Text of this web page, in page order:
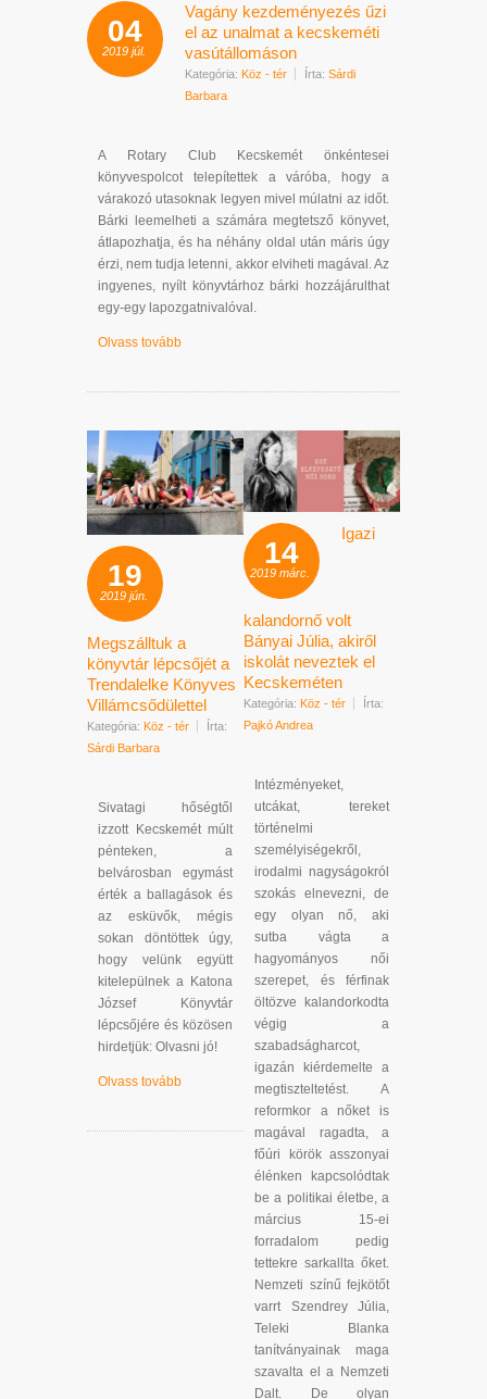
04
2019 júl.
Vagány kezdeményezés űzi
el az unalmat a kecskeméti
vasútállomáson
Kategória: Köz - tér Írta: Sárdi
Barbara
A Rotary Club Kecskemét önkéntesei
könyvespolcot telepítettek a váróba, hogy a
várakozó utasoknak legyen mivel múlatni az időt.
Bárki leemelheti a számára megtetsző könyvet,
átlapozhatja, és ha néhány oldal után máris úgy
érzi, nem tudja letenni, akkor elviheti magával. Az
ingyenes, nyílt könyvtárhoz bárki hozzájárulthat
egy-egy lapozgatnivalóval.
Olvass tovább
19
2019 jún.
Megszálltuk a
könyvtár lépcsőjét a
Trendalelke Könyves
Villámcsődülettel
Kategória: Köz - tér
Írta:
Sárdi Barbara
Sivatagi hőségtől
izzott Kecskemét múlt
pénteken, a
belvárosban egymást
érték a ballagások és
az esküvők, mégis
sokan döntöttek úgy,
hogy velünk együtt
kitelepülnek a Katona
József Könyvtár
lépcsőjére és közösen
hirdetjük: Olvasni jó!
Olvass tovább
14
2019 márc.
Igazi
kalandornő volt
Bányai Júlia, akiről
iskolát neveztek el
Kecskeméten
Kategória: Köz - tér
Írta:
Pajkó Andrea
Intézményeket,
utcákat, tereket
történelmi
személyiségekről,
irodalmi nagyságokról
szokás elnevezni, de
egy olyan nő, aki
sutba vágta a
hagyományos női
szerepet, és férfinak
öltözve kalandorkodta
végig a
szabadságharcot,
igazán kiérdemelte a
megtiszteltetést. A
reformkor a nőket is
magával ragadta, a
főúri körök asszonyai
élénken kapcsolódtak
be a politikai életbe, a
március 15-ei
forradalom pedig
tettekre sarkallta őket.
Nemzeti színű fejkötőt
varrt Szendrey Júlia,
Teleki Blanka
tanítványainak maga
szavalta el a Nemzeti
Dalt. De olyan